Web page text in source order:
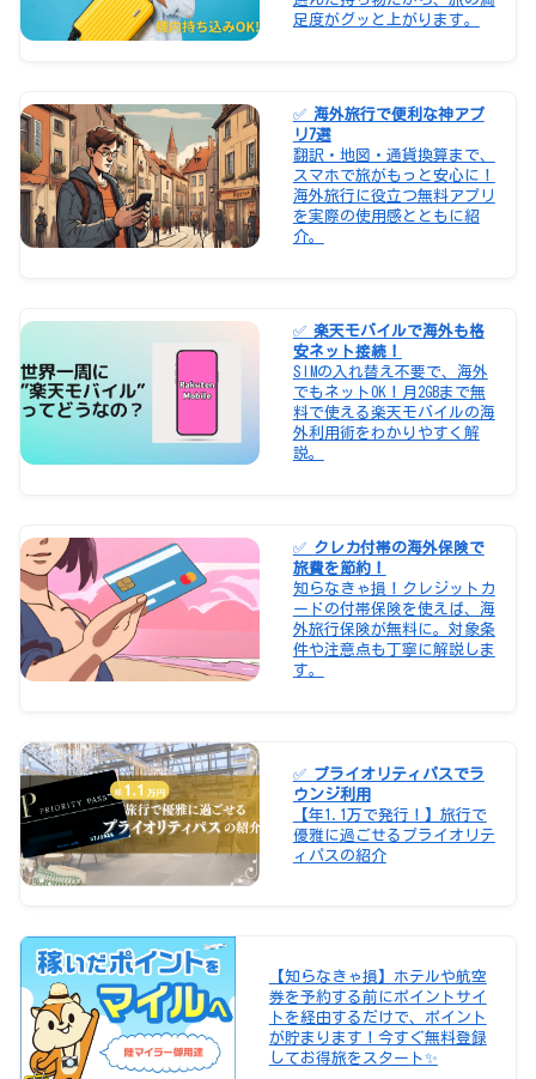
足度がグッと上がります。
✅ 海外旅行で便利な神アプ
リ7選
翻訳・地図・通貨換算まで、
スマホで旅がもっと安心に！
海外旅行に役立つ無料アプリ
を実際の使用感とともに紹
介。
✅ 楽天モバイルで海外も格
安ネット接続！
SIMの入れ替え不要で、海外
でもネットOK！月2GBまで無
料で使える楽天モバイルの海
外利用術をわかりやすく解
説。
✅ クレカ付帯の海外保険で
旅費を節約！
知らなきゃ損！クレジットカ
ードの付帯保険を使えば、海
外旅行保険が無料に。対象条
件や注意点も丁寧に解説しま
す。
✅ プライオリティパスでラ
ウンジ利用
【年1.1万で発行！】旅行で
優雅に過ごせるプライオリテ
ィパスの紹介
【知らなきゃ損】ホテルや航空
券を予約する前にポイントサイ
トを経由するだけで、ポイント
が貯まります！今すぐ無料登録
してお得旅をスタート✨